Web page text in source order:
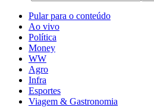
Pular para o conteúdo
Ao vivo
Política
Money
WW
Agro
Infra
Esportes
Viagem & Gastronomia